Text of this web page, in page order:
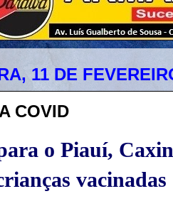
11 DE
COVID
o Piauí,